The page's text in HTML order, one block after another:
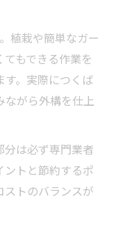
植栽や簡単なガー
もできる作業を
す。実際につくば
ながら外構を仕上
分は必ず専門業者
ントと節約するポ
トのバランスが